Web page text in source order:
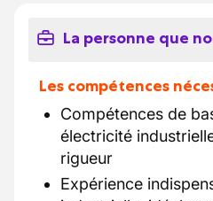
La personne que
Les compétences
Compétences de
électricité
rigueur
Expérience